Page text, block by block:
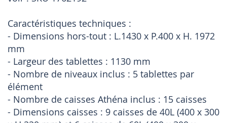
Caractéristiques techniques :
- Dimensions hors-tout : L.1430 x P.400 x H. 1972
mm
- Largeur des tablettes : 1130 mm
- Nombre de niveaux inclus : 5 tablettes par
élément
- Nombre de caisses Athéna inclus : 15 caisses
- Dimensions caisses : 9 caisses de 40L (400 x 300